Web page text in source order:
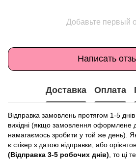
Добавьте первый
Написать
Доставка Оплата
Відправка замовлень протягом 1-5
вихідні (якщо замовлення оформлене
намагаємось зробити у той же день).
є стікер з датою відправки, або
(Відправка 3-5 робочих днів) , то ці